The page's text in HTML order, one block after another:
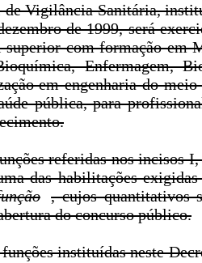
de Vigilância Sanitária,
de 1999, será
superior com formação em
Enfermagem,
em engenharia do
pública, para
referidas nos incisos
das habilitações
, cujos quantitativos
do concurso público.
instituídas neste